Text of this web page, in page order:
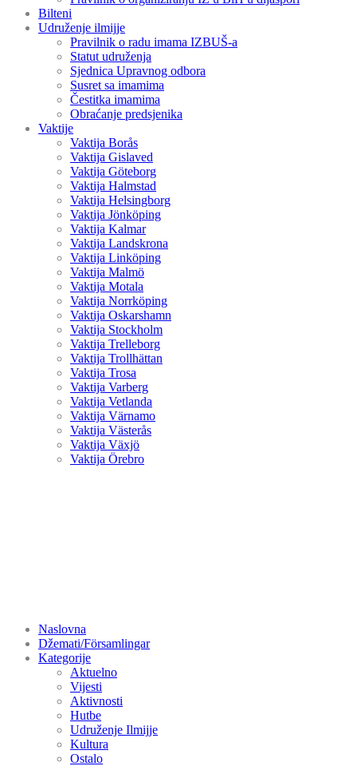
Bilteni
Udruženje ilmijje
Pravilnik o radu imama IZBUŠ-a
Statut udruženja
Sjednica Upravnog odbora
Susret sa imamima
Čestitka imamima
Obraćanje predsjenika
Vaktije
Vaktija Borås
Vaktija Gislaved
Vaktija Göteborg
Vaktija Halmstad
Vaktija Helsingborg
Vaktija Jönköping
Vaktija Kalmar
Vaktija Landskrona
Vaktija Linköping
Vaktija Malmö
Vaktija Motala
Vaktija Norrköping
Vaktija Oskarshamn
Vaktija Stockholm
Vaktija Trelleborg
Vaktija Trollhättan
Vaktija Trosa
Vaktija Varberg
Vaktija Vetlanda
Vaktija Värnamo
Vaktija Västerås
Vaktija Växjö
Vaktija Örebro
Naslovna
Džemati/Församlingar
Kategorije
Aktuelno
Vijesti
Aktivnosti
Hutbe
Udruženje Ilmijje
Kultura
Ostalo